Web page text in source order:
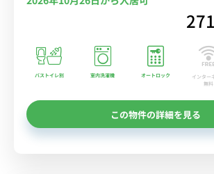
バストイレ別 室内洗濯機 オートロック
インター
無料
この物件の詳細を見る